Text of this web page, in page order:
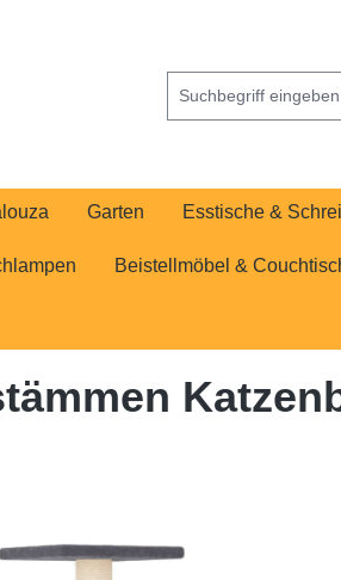
Garten Esstische &
Beistellmöbel &